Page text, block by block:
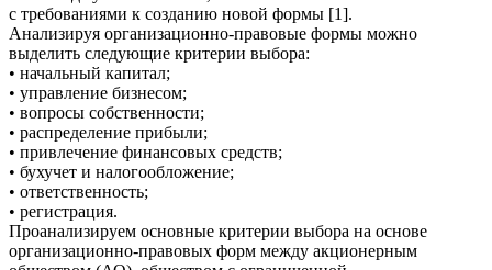
с требованиями к созданию новой формы [1].
Анализируя организационно-правовые формы можно
выделить следующие критерии выбора:
• начальный капитал;
• управление бизнесом;
• вопросы собственности;
• распределение прибыли;
• привлечение финансовых средств;
• бухучет и налогообложение;
• ответственность;
• регистрация.
Проанализируем основные критерии выбора на основе
организационно-правовых форм между акционерным